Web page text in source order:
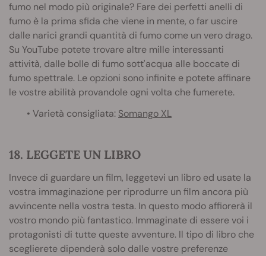
fumo nel modo più originale? Fare dei perfetti anelli di
fumo è la prima sfida che viene in mente, o far uscire
dalle narici grandi quantità di fumo come un vero drago.
Su YouTube potete trovare altre mille interessanti
attività, dalle bolle di fumo sott'acqua alle boccate di
fumo spettrale. Le opzioni sono infinite e potete affinare
le vostre abilità provandole ogni volta che fumerete.
• Varietà consigliata: Somango XL
18. LEGGETE UN LIBRO
Invece di guardare un film, leggetevi un libro ed usate la
vostra immaginazione per riprodurre un film ancora più
avvincente nella vostra testa. In questo modo affiorerà il
vostro mondo più fantastico. Immaginate di essere voi i
protagonisti di tutte queste avventure. Il tipo di libro che
sceglierete dipenderà solo dalle vostre preferenze